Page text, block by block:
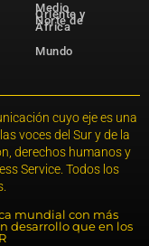
Medio
Oriente y
Norte de
África
Mundo
cuyo eje es una
voces del Sur y de la
derechos humanos y
Service. Todos los
mundial con más
desarrollo que en los